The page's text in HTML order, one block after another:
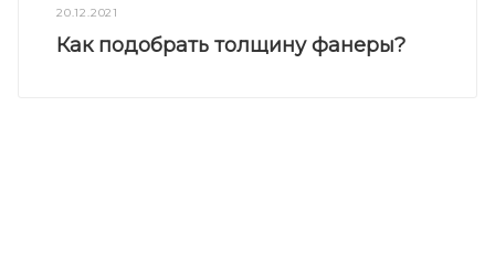
20.12.2021
Как подобрать толщину фанеры?